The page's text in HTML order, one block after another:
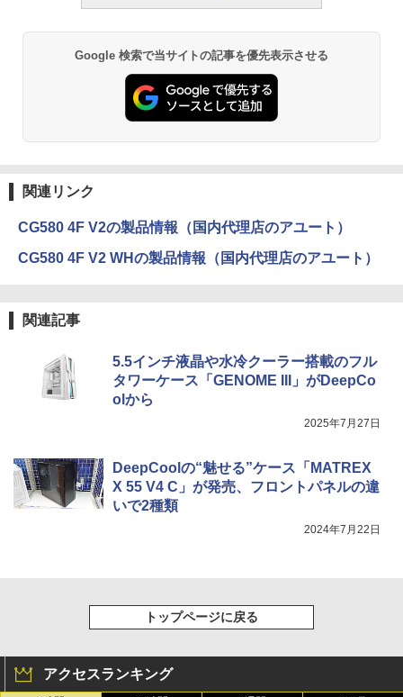
Google 検索で当サイトの記事を優先表示させる
関連リンク
CG580 4F V2の製品情報（国内代理店のアユート）
CG580 4F V2 WHの製品情報（国内代理店のアユート）
関連記事
5.5インチ液晶や水冷クーラー搭載のフル
タワーケース「GENOME III」がDeepCo
olから
2025年7月27日
DeepCoolの“魅せる”ケース「MATREX
X 55 V4 C」が発売、フロントパネルの違
いで2種類
2024年7月22日
トップページに戻る
アクセスランキング